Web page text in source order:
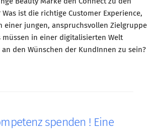
ist die richtige Customer Experience,
einer jungen, anspruchsvollen Zielgruppe
müssen in einer digitalisierten Welt
den Wünschen der KundInnen zu sein?
spenden ! Eine